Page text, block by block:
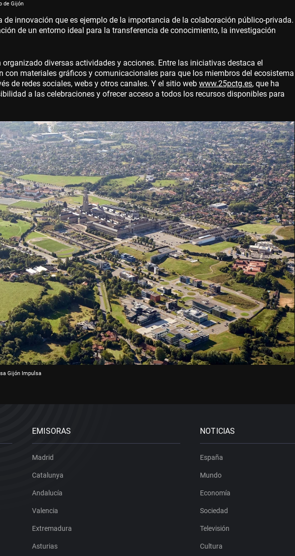
de Gijón
de innovación que es ejemplo de la importancia de la colaboración público-privada.
de un entorno ideal para la transferencia de conocimiento, la investigación
diversas actividades y acciones. Entre las iniciativas destaca el
con materiales gráficos y comunicacionales para que los miembros del ecosistema
de redes sociales, webs y otros canales. Y el sitio web www.25pctg.es, que ha
a las celebraciones y ofrecer acceso a todos los recursos disponibles para
Gijón Impulsa
EMISORAS
Madrid
Catalunya
Andalucía
Valencia
Extremadura
Asturias
NOTICIAS
España
Mundo
Economía
Sociedad
Televisión
Cultura